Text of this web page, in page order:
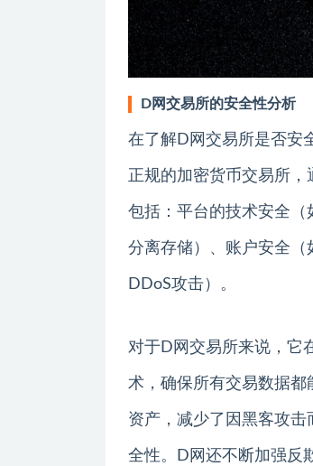
D网交易所的安全性分析
在了解D网交易所是否安
正规的加密货币交易所
包括：平台的技术安全
分离存储）、账户安全
DDoS攻击）。
对于D网交易所来说，它
术，确保所有交易数据都
资产，减少了因黑客攻
全性。D网还不断加强反